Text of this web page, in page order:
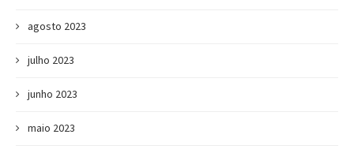
agosto 2023
julho 2023
junho 2023
maio 2023